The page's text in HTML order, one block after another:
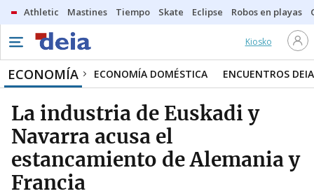
Athletic Mastines Tiempo Skate Eclipse Robos en playas
Kiosko
ECONOMÍA ECONOMÍA DOMÉSTICA ENCUENTROS DEIA
La industria de Euskadi y
Navarra acusa el
estancamiento de Alemania y
Francia